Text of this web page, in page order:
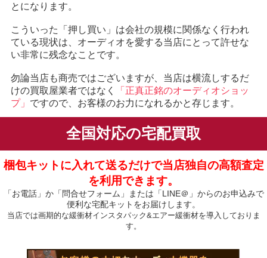
とになります。
こういった「押し買い」は会社の規模に関係なく行われ
ている現状は、オーディオを愛する当店にとって許せな
い非常に残念なことです。
勿論当店も商売ではございますが、当店は横流しするだ
けの買取屋業者ではなく
「正真正銘のオーディオショッ
プ」 ですので、お客様のお力になれるかと存じます。
全国対応の宅配買取
梱包キットに入れて送るだけで当店独自の高額査定
を利用できます。
「お電話」か「問合せフォーム」または「LINE＠」からのお申込みで
便利な宅配キットをお届けします。
当店では画期的な緩衝材インスタパック&エアー緩衝材を導入しておりま
す。